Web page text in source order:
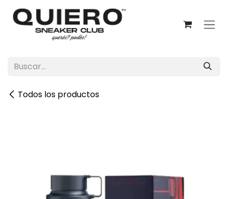
Ir al contenido
Todos los productos